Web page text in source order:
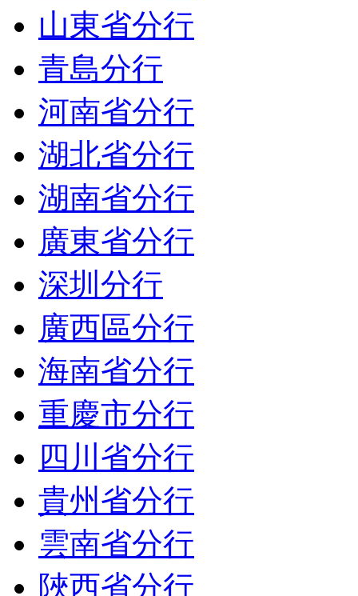
山東省分行
青島分行
河南省分行
湖北省分行
湖南省分行
廣東省分行
深圳分行
廣西區分行
海南省分行
重慶市分行
四川省分行
貴州省分行
雲南省分行
陜西省分行